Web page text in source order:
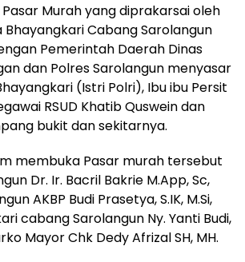
Murah yang diprakarsai oleh
Bhayangkari Cabang Sarolangun
Pemerintah Daerah Dinas
dan Polres Sarolangun menyasar
(Istri Polri), Ibu ibu Persit
RSUD Khatib Quswein dan
bukit dan sekitarnya.
membuka Pasar murah tersebut
Dr. Ir. Bacril Bakrie M.App, Sc,
AKBP Budi Prasetya, S.IK, M.Si,
cabang Sarolangun Ny. Yanti Budi,
Mayor Chk Dedy Afrizal SH, MH.